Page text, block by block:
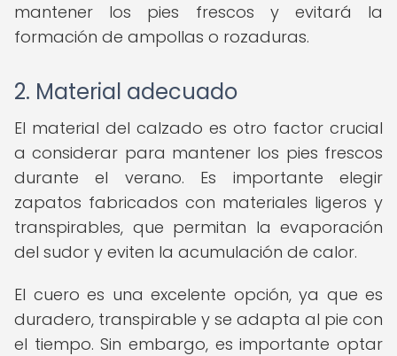
mantener los pies frescos y evitará la
formación de ampollas o rozaduras.
2. Material adecuado
El material del calzado es otro factor crucial
a considerar para mantener los pies frescos
durante el verano. Es importante elegir
zapatos fabricados con materiales ligeros y
transpirables, que permitan la evaporación
del sudor y eviten la acumulación de calor.
El cuero es una excelente opción, ya que es
duradero, transpirable y se adapta al pie con
el tiempo. Sin embargo, es importante optar